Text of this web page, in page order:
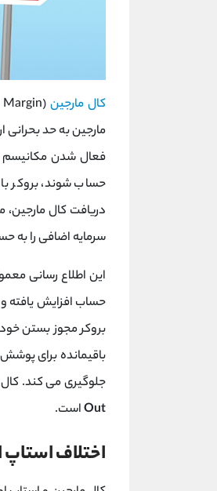
کال مارجین
مارجین به حد
فعال شدن مکانیسم
حساب شوند، بروکر
سرمایه اضافی را به
این اطلاع‌ رسانی
حساب افزایش یافته
بروکر مجوز بستن
باقیمانده برای
جلوگیری می کند.
Outاست.
اختلاف